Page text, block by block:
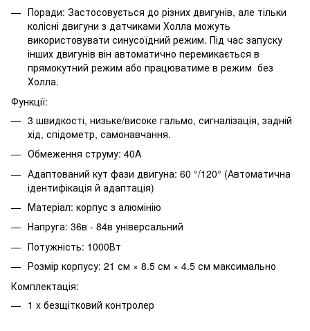
Поради: Застосовується до різних двигунів, але тільки
колісні двигуни з датчиками Холла можуть
використовувати синусоїдний режим. Під час запуску
інших двигунів він автоматично перемикається в
прямокутний режим або працюватиме в режим без
Холла.
Функції:
3 швидкості, низьке/високе гальмо, сигналізація, задній
хід, спідометр, самонавчання.
Обмеження струму: 40A
Адаптований кут фази двигуна: 60 °/120° (Автоматична
ідентифікація й адаптація)
Матеріал: корпус з алюмінію
Напруга: 36в - 84в універсальний
Потужність: 1000Вт
Розмір корпусу: 21 см × 8.5 см × 4.5 см максимально
Комплектація:
1 x безщітковий контролер